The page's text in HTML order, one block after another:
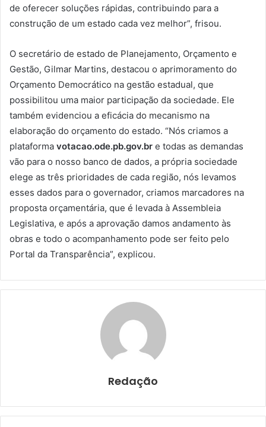
de oferecer soluções rápidas, contribuindo para a
construção de um estado cada vez melhor”, frisou.
O secretário de estado de Planejamento, Orçamento e
Gestão, Gilmar Martins, destacou o aprimoramento do
Orçamento Democrático na gestão estadual, que
possibilitou uma maior participação da sociedade. Ele
também evidenciou a eficácia do mecanismo na
elaboração do orçamento do estado. “Nós criamos a
plataforma votacao.ode.pb.gov.br e todas as demandas
vão para o nosso banco de dados, a própria sociedade
elege as três prioridades de cada região, nós levamos
esses dados para o governador, criamos marcadores na
proposta orçamentária, que é levada à Assembleia
Legislativa, e após a aprovação damos andamento às
obras e todo o acompanhamento pode ser feito pelo
Portal da Transparência”, explicou.
Redação